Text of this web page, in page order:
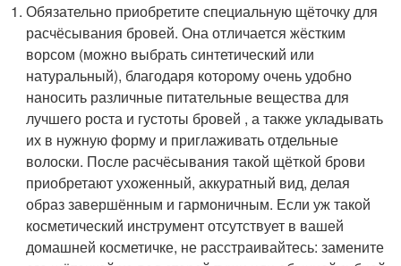
Обязательно приобретите специальную щёточку для
расчёсывания бровей. Она отличается жёстким
ворсом (можно выбрать синтетический или
натуральный), благодаря которому очень удобно
наносить различные питательные вещества для
лучшего роста и густоты бровей , а также укладывать
их в нужную форму и приглаживать отдельные
волоски. После расчёсывания такой щёткой брови
приобретают ухоженный, аккуратный вид, делая
образ завершённым и гармоничным. Если уж такой
косметический инструмент отсутствует в вашей
домашней косметичке, не расстраивайтесь: замените